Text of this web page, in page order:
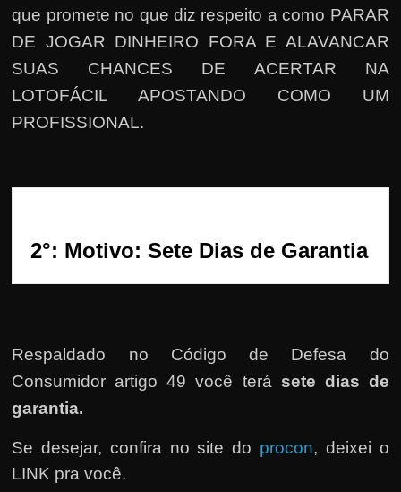
a
r
d
i
n
n
t
e
n
e
que promete no que diz respeito a como PARAR
DE JOGAR DINHEIRO FORA E ALAVANCAR
SUAS CHANCES DE ACERTAR NA
LOTOFÁCIL APOSTANDO COMO UM
PROFISSIONAL.
2°: Motivo: Sete Dias de Garantia
Respaldado no Código de Defesa do
Consumidor artigo 49 você terá sete dias de
garantia.
Se desejar, confira no site do procon, deixei o
LINK pra você.